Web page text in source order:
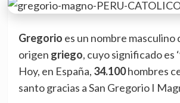
Gregorio es un nombre masculino
origen griego, cuyo significado es ‘
Hoy, en España, 34.100hombres
santo gracias a San Gregorio I